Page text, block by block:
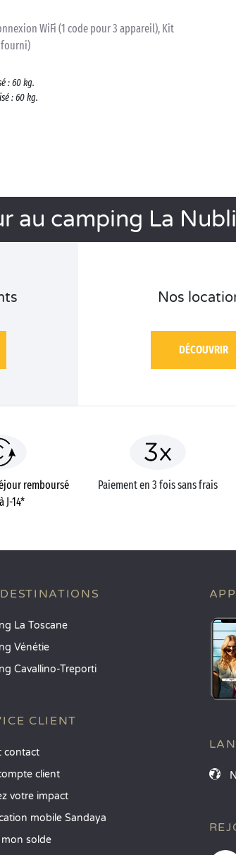
WiFi (1 code pour 3 appareil), Kit
fourni)
: 60 kg.
: 60 kg.
au camping La
Nos
DÉCOUVRIR
remboursé
J-14*
Paiement en 3 fois sans frais
La Toscane
Vénétie
Cavallino-Treporti
CLIENT
contact
client
votre impact
mobile Sandaya
mon solde